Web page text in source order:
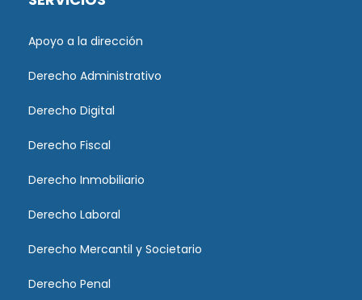
Apoyo a la dirección
Derecho Administrativo
Derecho Digital
Derecho Fiscal
Derecho Inmobiliario
Derecho Laboral
Derecho Mercantil y Societario
Derecho Penal